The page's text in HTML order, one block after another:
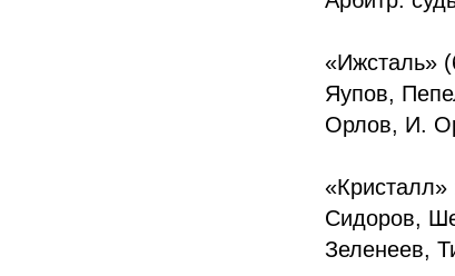
«Ижсталь»
Яупов,
Орлов, И.
Сидоров,
Зеленеев,